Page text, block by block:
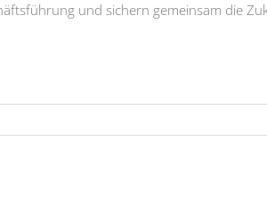
und sichern gemeinsam die